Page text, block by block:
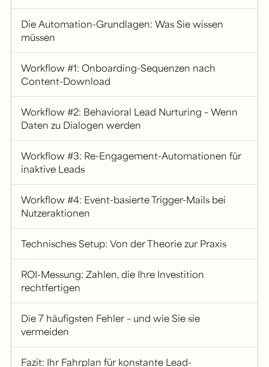
Die Automation-Grundlagen: Was Sie wissen
müssen
Workflow #1: Onboarding-Sequenzen nach
Content-Download
Workflow #2: Behavioral Lead Nurturing – Wenn
Daten zu Dialogen werden
Workflow #3: Re-Engagement-Automationen für
inaktive Leads
Workflow #4: Event-basierte Trigger-Mails bei
Nutzeraktionen
Technisches Setup: Von der Theorie zur Praxis
ROI-Messung: Zahlen, die Ihre Investition
rechtfertigen
Die 7 häufigsten Fehler – und wie Sie sie
vermeiden
Fazit: Ihr Fahrplan für konstante Lead-